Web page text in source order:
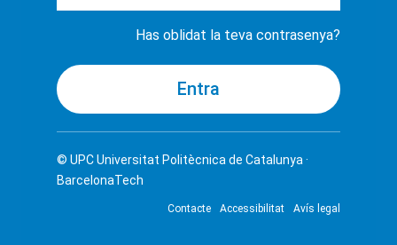
Has oblidat la teva contrasenya?
© UPCUniversitat Politècnica de Catalunya ·
BarcelonaTech
Contacte Accessibilitat Avís legal